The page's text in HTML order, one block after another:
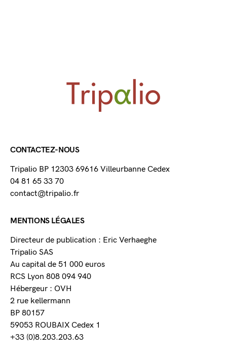
CONTACTEZ-NOUS
Tripalio BP 12303 69616 Villeurbanne Cedex
04 81 65 33 70
contact@tripalio.fr
MENTIONS LÉGALES
Directeur de publication : Eric Verhaeghe
Tripalio SAS
Au capital de 51 000 euros
RCS Lyon 808 094 940
Hébergeur : OVH
2 rue kellermann
BP 80157
59053 ROUBAIX Cedex 1
+33 (0)8.203.203.63